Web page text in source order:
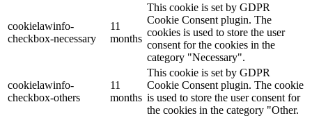
cookielawinfo-
checkbox-necessary
11
months
This cookie is set by GDPR
Cookie Consent plugin. The
cookies is used to store the user
consent for the cookies in the
category "Necessary".
cookielawinfo-
checkbox-others
11
months
This cookie is set by GDPR
Cookie Consent plugin. The cookie
is used to store the user consent for
the cookies in the category "Other.